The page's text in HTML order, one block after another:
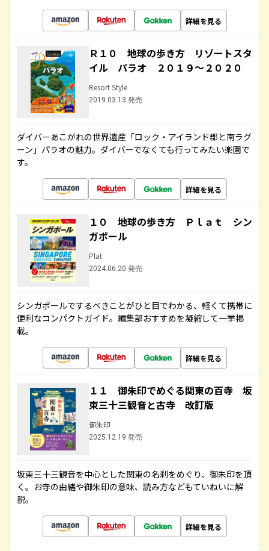
詳細を見る
Ｒ１０ 地球の歩き方 リゾートスタ
イル パラオ ２０１９～２０２０
Resort Style
2019.03.13 発売
ダイバーあこがれの世界遺産「ロック・アイランド郡と南ラグ
ーン」パラオの魅力。ダイバーでなくても行ってみたい楽園で
す。
詳細を見る
１０ 地球の歩き方 Ｐｌａｔ シン
ガポール
Plat
2024.06.20 発売
シンガポールでするべきことがひと目でわかる、軽くて携帯に
便利なコンパクトガイド。編集部おすすめを凝縮して一挙掲
載。
詳細を見る
１１ 御朱印でめぐる関東の百寺 坂
東三十三観音と古寺 改訂版
御朱印
2025.12.19 発売
坂東三十三観音を中心とした関東の名刹をめぐり、御朱印を頂
く。お寺の由緒や御朱印の意味、読み方などもていねいに解
説。
詳細を見る